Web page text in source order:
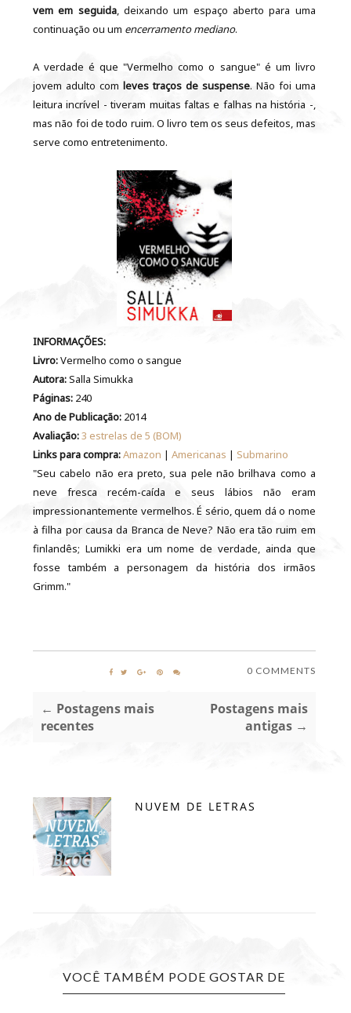
vem em seguida, deixando um espaço aberto para uma
continuação ou um encerramento mediano.
A verdade é que "Vermelho como o sangue" é um livro
jovem adulto com leves traços de suspense. Não foi uma
leitura incrível - tiveram muitas faltas e falhas na história -,
mas não foi de todo ruim. O livro tem os seus defeitos, mas
serve como entretenimento.
INFORMAÇÕES:
Livro:Vermelho como o sangue
Autora:Salla Simukka
Páginas: 240
Ano de Publicação: 2014
Avaliação:3 estrelas de 5 (BOM)
Links para compra:Amazon | Americanas | Submarino
"Seu cabelo não era preto, sua pele não brilhava como a
neve fresca recém-caída e seus lábios não eram
impressionantemente vermelhos. É sério, quem dá o nome
à filha por causa da Branca de Neve? Não era tão ruim em
finlandês; Lumikki era um nome de verdade, ainda que
fosse também a personagem da história dos irmãos
Grimm."
0 COMMENTS
← Postagens mais
recentes
Postagens mais
antigas →
NUVEM DE LETRAS
VOCÊ TAMBÉM PODE GOSTAR DE